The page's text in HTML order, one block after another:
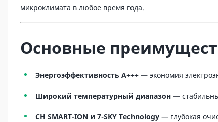
микроклимата в любое время года.
Основные
Энергоэффективность A+++ — экономия
Широкий температурный диапазон —
CH SMART-ION и 7-SKY Technology — глубокая